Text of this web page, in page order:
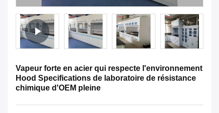
Vapeur forte en acier qui respecte l'environnement
Hood Specifications de laboratoire de résistance
chimique d'OEM pleine